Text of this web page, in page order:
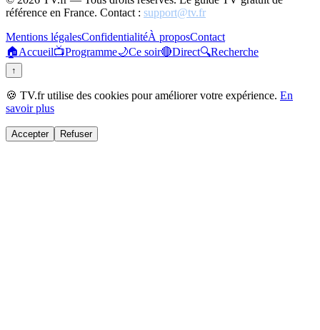
référence en France. Contact : support@tv.fr
Mentions légalesConfidentialitéÀ proposContact
🏠Accueil📺Programme🌙Ce soir🔴Direct🔍Recherche
↑
🍪 TV.fr utilise des cookies pour améliorer votre expérience. En
savoir plus
Accepter Refuser